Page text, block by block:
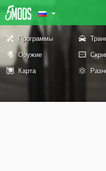
Программы
Оружие
Карта